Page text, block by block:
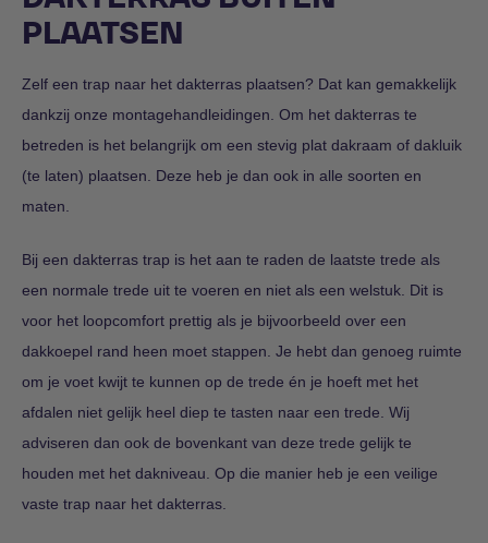
PLAATSEN
Zelf een trap naar het dakterras plaatsen? Dat kan gemakkelijk
dankzij onze montagehandleidingen. Om het dakterras te
betreden is het belangrijk om een stevig plat dakraam of dakluik
(te laten) plaatsen. Deze heb je dan ook in alle soorten en
maten.
Bij een dakterras trap is het aan te raden de laatste trede als
een normale trede uit te voeren en niet als een welstuk. Dit is
voor het loopcomfort prettig als je bijvoorbeeld over een
dakkoepel rand heen moet stappen. Je hebt dan genoeg ruimte
om je voet kwijt te kunnen op de trede én je hoeft met het
afdalen niet gelijk heel diep te tasten naar een trede. Wij
adviseren dan ook de bovenkant van deze trede gelijk te
houden met het dakniveau. Op die manier heb je een veilige
vaste trap naar het dakterras.